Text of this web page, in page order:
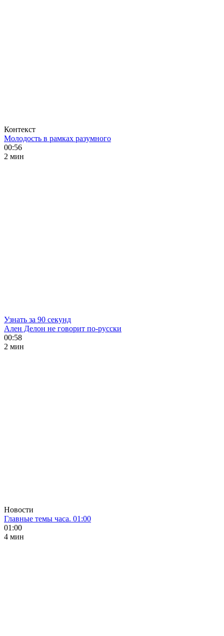
Контекст
Молодость в рамках разумного
00:56
2 мин
Узнать за 90 секунд
Ален Делон не говорит по-русски
00:58
2 мин
Новости
Главные темы часа. 01:00
01:00
4 мин